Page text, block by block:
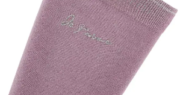
de
souhaits